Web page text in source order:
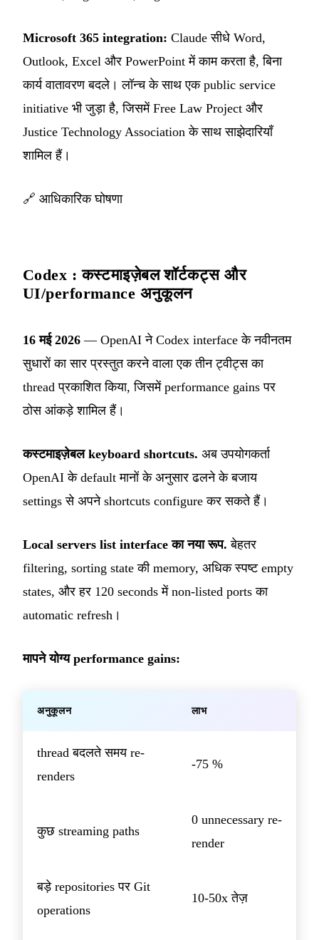
Microsoft 365 integration: Claude सीधे Word,
Outlook, Excel और PowerPoint में काम करता है, बिना
कार्य वातावरण बदले। लॉन्च के साथ एक public service
initiative भी जुड़ा है, जिसमें Free Law Project और
Justice Technology Association के साथ साझेदारियाँ
शामिल हैं।
🔗 आधिकारिक घोषणा
Codex : कस्टमाइज़ेबल शॉर्टकट्स और
UI/performance अनुकूलन
16 मई 2026 — OpenAI ने Codex interface के नवीनतम
सुधारों का सार प्रस्तुत करने वाला एक तीन ट्वीट्स का
thread प्रकाशित किया, जिसमें performance gains पर
ठोस आंकड़े शामिल हैं।
कस्टमाइज़ेबल keyboard shortcuts. अब उपयोगकर्ता
OpenAI के default मानों के अनुसार ढलने के बजाय
settings से अपने shortcuts configure कर सकते हैं।
Local servers list interface का नया रूप. बेहतर
filtering, sorting state की memory, अधिक स्पष्ट empty
states, और हर 120 seconds में non-listed ports का
automatic refresh।
मापने योग्य performance gains:
अनुकूलन लाभ
thread बदलते समय re-
renders
-75 %
कुछ streaming paths
0 unnecessary re-
render
बड़े repositories पर Git
operations
10-50x तेज़